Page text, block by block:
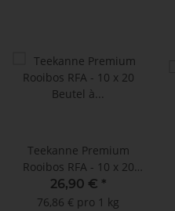
Teekanne Premium
Rooibos RFA - 10 x 20
Beutel à 1,75 g
26,90 € *
76,86 € pro 1 kg